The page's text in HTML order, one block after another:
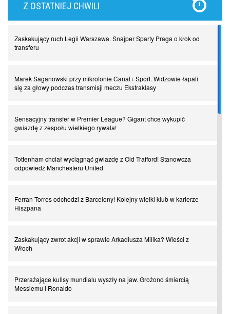
Piłkarz z numerem 47. Phil Foden i inne przypadki
Spadkowicze z Serie A. Komu powiemy ciao?
Powrót do Ekstraklasy. Kolejny sen Miedzi Legnica
Chłopak z pizzerii. Kim był zmarły Mino Raiola?
drużynę?
Z OSTATNIEJ CHWILI
Zaskakujący ruch Legii Warszawa. Snajper Sparty Praga o krok od
transferu
Marek Saganowski przy mikrofonie Canal+ Sport. Widzowie łapali
się za głowy podczas transmisji meczu Ekstraklasy
Sensacyjny transfer w Premier League? Gigant chce wykupić
gwiazdę z zespołu wielkiego rywala!
Tottenham chciał wyciągnąć gwiazdę z Old Trafford! Stanowcza
odpowiedź Manchesteru United
Ferran Torres odchodzi z Barcelony! Kolejny wielki klub w karierze
Hiszpana
Zaskakujący zwrot akcji w sprawie Arkadiusza Milika? Wieści z
Włoch
Przerażające kulisy mundialu wyszły na jaw. Grożono śmiercią
Messiemu i Ronaldo